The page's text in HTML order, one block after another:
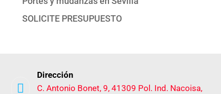
SOLICITE PRESUPUESTO

Dirección
C. Antonio Bonet, 9, 41309 Pol. Ind. Nacoisa,